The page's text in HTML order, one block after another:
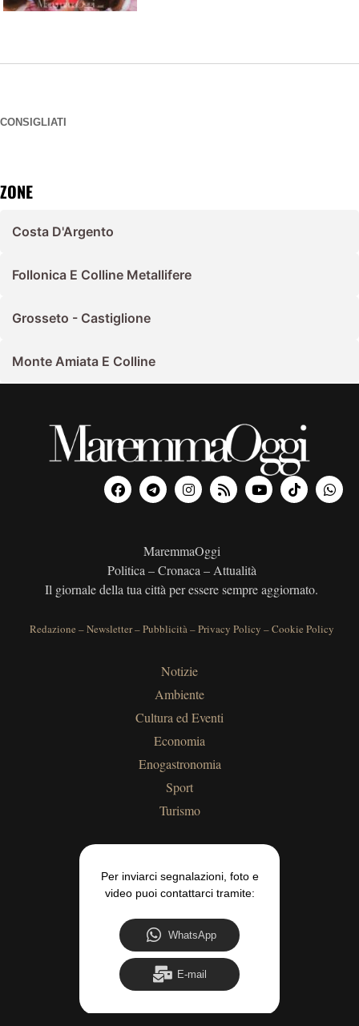
CONSIGLIATI
ZONE
Costa D'Argento
Follonica E Colline Metallifere
Grosseto - Castiglione
Monte Amiata E Colline
MaremmaOggi
Politica – Cronaca – Attualità
Il giornale della tua città per essere sempre aggiornato.
Redazione –Newsletter–Pubblicità–Privacy Policy –Cookie Policy
Notizie
Ambiente
Cultura ed Eventi
Economia
Enogastronomia
Sport
Turismo
Per inviarci segnalazioni, foto e
video puoi contattarci tramite:
WhatsApp
E-mail